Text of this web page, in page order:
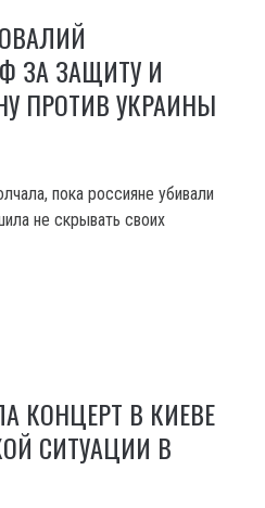
ЗА ЗАЩИТУ И
ПРОТИВ УКРАИНЫ
пока россияне убивали
не скрывать своих
КОНЦЕРТ В КИЕВЕ
СИТУАЦИИ В